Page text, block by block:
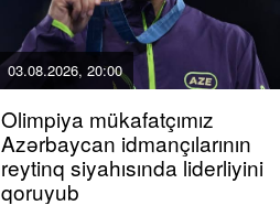
03.08.2026, 20:00
Olimpiya mükafatçımız
Azərbaycan idmançılarının
reytinq siyahısında liderliyini
qoruyub